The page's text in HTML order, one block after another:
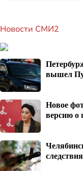
Новости СМИ2
вышел
Новое
версию о